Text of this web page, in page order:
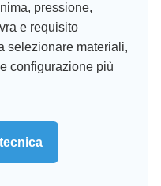
pressione,
e requisito
selezionare materiali,
configurazione più